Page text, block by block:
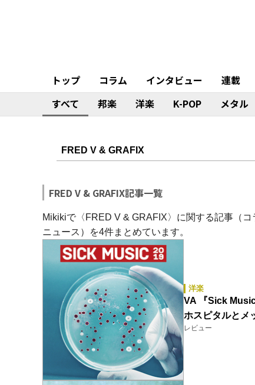
トップ コラム インタビュー 連載
すべて
邦楽 洋楽 K-POP メタル
FRED V & GRAFIX記事一覧
Mikikiで〈FRED V & GRAFIX〉に関する記事（
ニュース）を4件まとめています。
洋楽
VA 『Sick
ホスピタルとメ
レビュー